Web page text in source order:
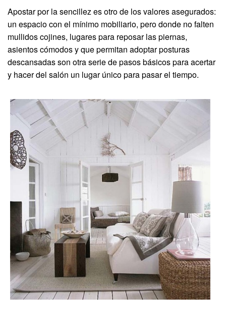
Apostar por la sencillez es otro de los valores asegurados:
un espacio con el mínimo mobiliario, pero donde no falten
mullidos cojines, lugares para reposar las piernas,
asientos cómodos y que permitan adoptar posturas
descansadas son otra serie de pasos básicos para acertar
y hacer del salón un lugar único para pasar el tiempo.